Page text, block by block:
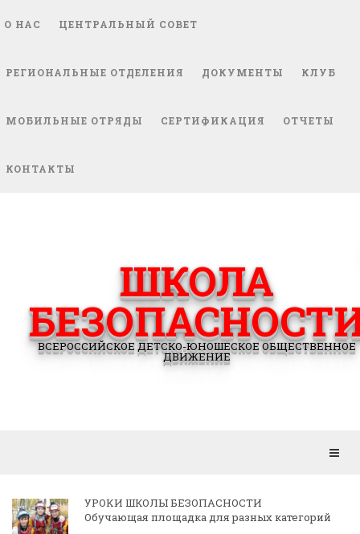
О НАС ЦЕНТРАЛЬНЫЙ СОВЕТ
РЕГИОНАЛЬНЫЕ ОТДЕЛЕНИЯ ДОКУМЕНТЫ КЛУБ
МОБИЛЬНЫЕ ОТРЯДЫ СЕРТИФИКАЦИЯ ОТЧЕТЫ
КОНТАКТЫ
ШКОЛА
ВСЕРОССИЙСКОЕ ДЕТСКО-ЮНОШЕСКОЕ ОБЩЕСТВЕННОЕ
ДВИЖЕНИЕ
КОРРЕСПОНДЕНЦИЯ РЕГИОНАЛЬНЫМ
ОТДЕЛЕНИЯМ